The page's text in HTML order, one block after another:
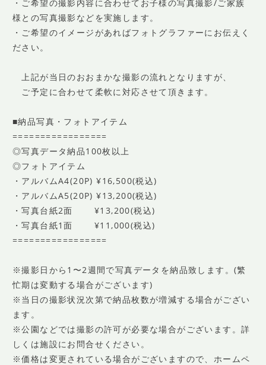
・ご希望の撮影内容に合わせてお子様の写真撮影/ご家族
様との写真撮影などを実施します。
・ご希望のイメージがあればフォトグラファーにお伝えく
ださい。
上記が当日のおおまかな撮影の流れとなりますが、
ご予定に合わせて柔軟に対応させて頂きます。
■納品写真・フォトアイテム
=================
◎写真データ納品100枚以上
◎フォトアイテム
・アルバムA4(20P) ¥16,500(税込)
・アルバムA5(20P) ¥13,200(税込)
・写真台紙2面 ¥13,200(税込)
・写真台紙1面 ¥11,000(税込)
=================
※撮影日から1〜2週間で写真データを納品致します。(繁
忙期は変動する場合がございます)
※当日の撮影状況次第で納品枚数が増減する場合がござい
ます。
※公園などでは撮影の許可が必要な場合がございます。詳
しくは施設にお問合せください。
※価格は変更されている場合がございますので、ホームペ